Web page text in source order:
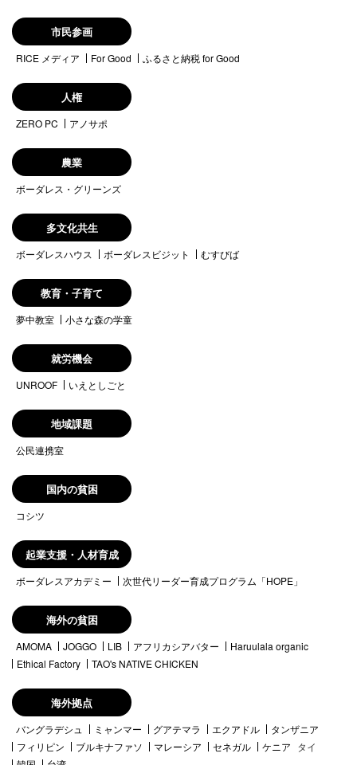
市民参画
RICE メディア For Good ふるさと納税 for Good
人権
ZERO PC アノサポ
農業
ボーダレス・グリーンズ
多文化共生
ボーダレスハウス ボーダレスビジット むすびば
教育・子育て
夢中教室 小さな森の学童
就労機会
UNROOF いえとしごと
地域課題
公民連携室
国内の貧困
コシツ
起業支援・人材育成
ボーダレスアカデミー 次世代リーダー育成プログラム「HOPE」
海外の貧困
AMOMA JOGGO LIB アフリカシアバター
Haruulala organic
Ethical Factory
TAO's NATIVE CHICKEN
海外拠点
バングラデシュ ミャンマー グアテマラ エクアドル
タンザニア
フィリピン
ブルキナファソ マレーシア セネガル ケニア タイ